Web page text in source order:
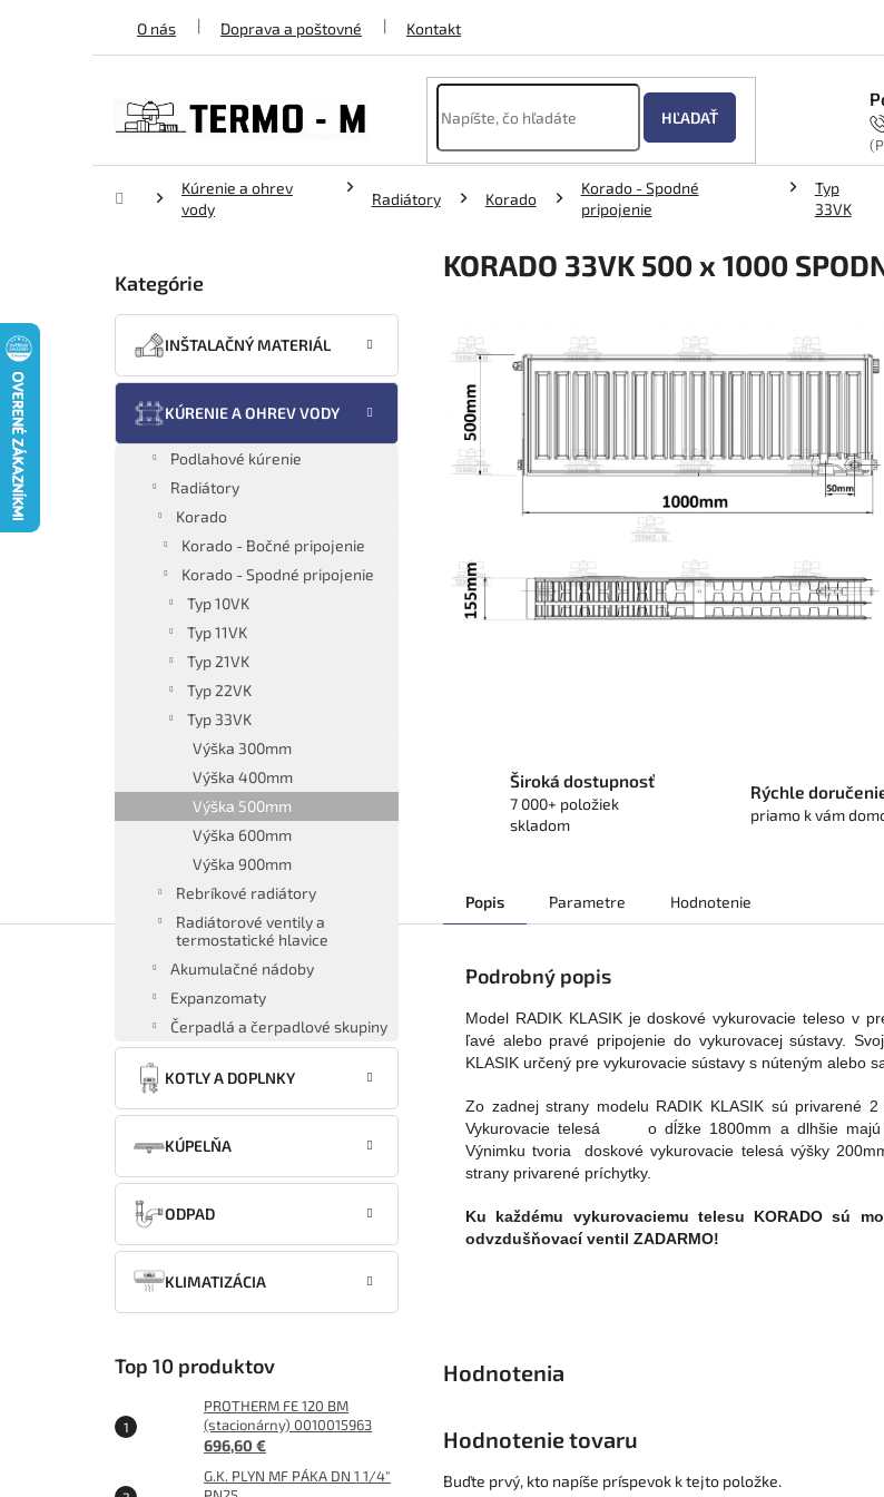
O nás Doprava a poštovné Kontakt
HĽADAŤ
Domov
Kúrenie a ohrev
vody
Radiátory Korado
Korado - Spodné
pripojenie
Typ
33VK
Preskočiť
Kategórie
INŠTALAČNÝ MATERIÁL
KÚRENIE A OHREV VODY
Podlahové kúrenie
Radiátory
Korado
Korado - Bočné pripojenie
Korado - Spodné pripojenie
Typ 10VK
Typ 11VK
Typ 21VK
Typ 22VK
Typ 33VK
Výška 300mm
Výška 400mm
Výška 500mm
Výška 600mm
Výška 900mm
Rebríkové radiátory
Radiátorové ventily a
termostatické hlavice
Akumulačné nádoby
Expanzomaty
Čerpadlá a čerpadlové skupiny
KOTLY A DOPLNKY
KÚPELŇA
ODPAD
KLIMATIZÁCIA
Top 10 produktov
PROTHERM FE 120 BM
(stacionárny) 0010015963
696,60 €
G.K. PLYN MF PÁKA DN 1 1/4"
KORADO 33VK 500 x 1000
Široká dostupnosť
7 000+ položiek
skladom
Rýchle
priamo k vám
Popis Parametre Hodnotenie
Podrobný popis
Model RADIK KLASIK je doskové vykurovacie teleso v
ľavé alebo pravé pripojenie do vykurovacej sústavy.
KLASIK určený pre vykurovacie sústavy s núteným alebo
Zo zadnej strany modelu RADIK KLASIK sú privarené
Vykurovacie telesá o dĺžke 1800mm a dlhšie majú
Výnimku tvoria doskové vykurovacie telesá výšky
strany privarené príchytky.
Ku každému vykurovaciemu telesu KORADO sú
odvzdušňovací ventil ZADARMO!
Hodnotenie tovaru
Buďte prvý, kto napíše príspevok k tejto položke.